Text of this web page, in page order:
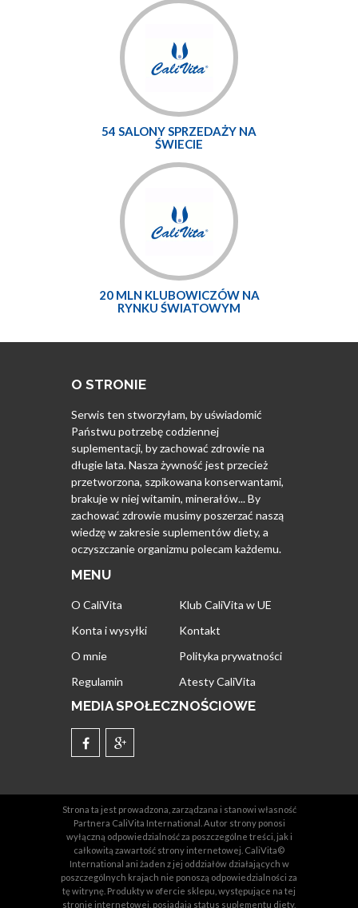
54 SALONY SPRZEDAŻY NA
ŚWIECIE
20 MLN KLUBOWICZÓW NA
RYNKU ŚWIATOWYM
O STRONIE
Serwis ten stworzyłam, by uświadomić
Państwu potrzebę codziennej
suplementacji, by zachować zdrowie na
długie lata. Nasza żywność jest przecież
przetworzona, szpikowana konserwantami,
brakuje w niej witamin, minerałów... By
zachować zdrowie musimy poszerzać naszą
wiedzę w zakresie suplementów diety, a
oczyszczanie organizmu polecam każdemu.
MENU
O CaliVita
Klub CaliVita w UE
Konta i wysyłki
Kontakt
O mnie
Polityka prywatności
Regulamin
Atesty CaliVita
MEDIA SPOŁECZNOŚCIOWE
Strona ta jest prowadzona, zarządzana i stanowi własność
Partnera CaliVita International. Autor strony ponosi
wyłączną odpowiedzialność za poszczególne treści, jak i
całkowitą zawartość strony internetowej. CaliVita©
International ani żaden z jej oddziałów działających w
poszczególnych krajach nie ponoszą odpowiedzialności za
tę witrynę. Produkty w ofercie sklepu, występujące na tej
stronie internetowej, posiadają status suplementu diety,